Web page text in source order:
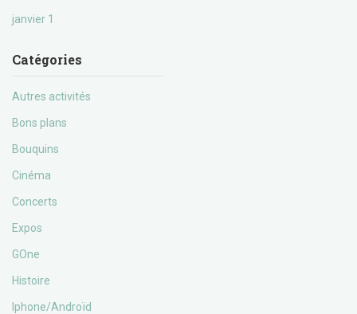
janvier 1
Catégories
Autres activités
Bons plans
Bouquins
Cinéma
Concerts
Expos
GOne
Histoire
Iphone/Androïd